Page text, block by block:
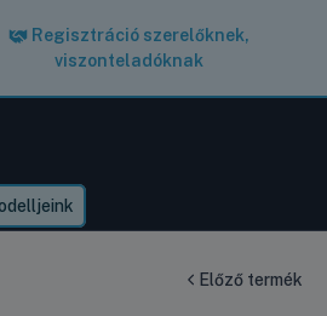
Regisztráció szerelőknek,
viszonteladóknak
Előző termék